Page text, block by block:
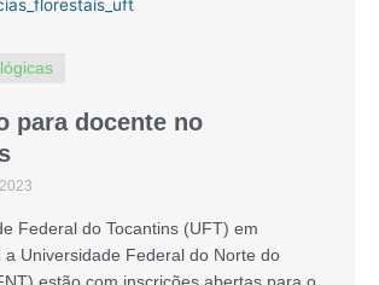
para docente no
Federal do Tocantins (UFT) em
a Universidade Federal do Norte do